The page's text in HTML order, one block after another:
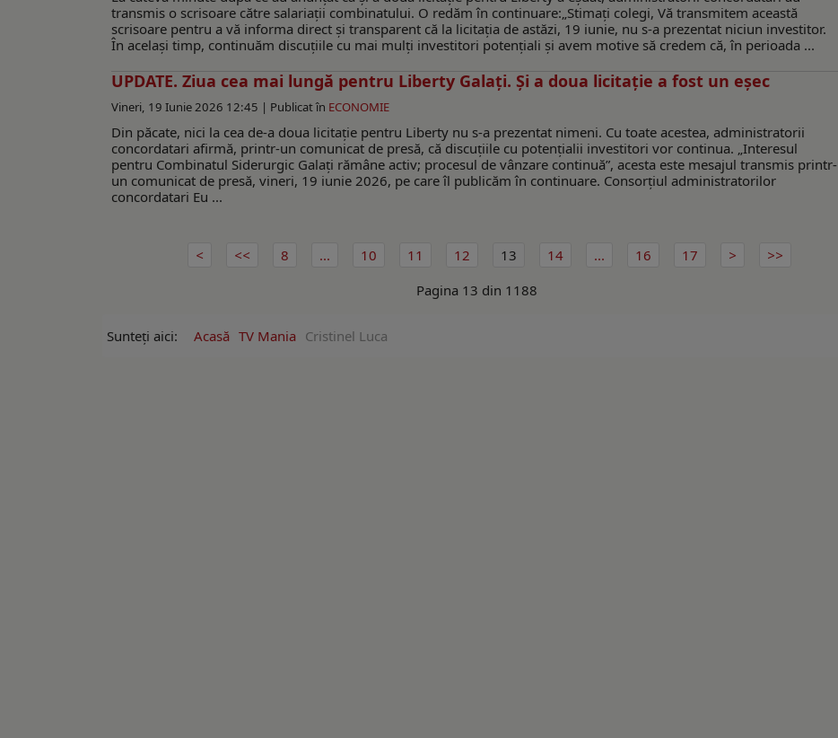
transmis o scrisoare către salariaţii combinatului. O redăm în continuare:„Stimați colegi, Vă transmitem această
scrisoare pentru a vă informa direct și transparent că la licitația de astăzi, 19 iunie, nu s-a prezentat niciun investitor.
În același timp, continuăm discuțiile cu mai mulți investitori potențiali și avem motive să credem că, în perioada ...
UPDATE. Ziua cea mai lungă pentru Liberty Galaţi. Şi a doua licitaţie a fost un eşec
Vineri, 19 Iunie 2026 12:45 | Publicat în ECONOMIE
Din păcate, nici la cea de-a doua licitaţie pentru Liberty nu s-a prezentat nimeni. Cu toate acestea, administratorii
concordatari afirmă, printr-un comunicat de presă, că discuţiile cu potenţialii investitori vor continua. „Interesul
pentru Combinatul Siderurgic Galați rămâne activ; procesul de vânzare continuă”, acesta este mesajul transmis printr-
un comunicat de presă, vineri, 19 iunie 2026, pe care îl publicăm în continuare. Consorțiul administratorilor
concordatari Eu ...
8 ... 10 11 12 13 14 ... 16
17
Pagina 13 din 1188
Sunteți aici: Acasă TV Mania Cristinel Luca